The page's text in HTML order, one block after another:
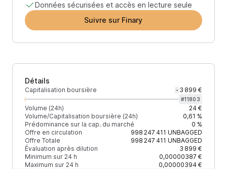
Données sécurisées et accès en lecture seule
Suivre sur Finary
Détails
Capitalisation boursière - 3 899 €
#11803
Volume (24h)
24 €
Volume/Capitalisation boursière (24h)
0,61 %
Prédominance sur la cap. du marché
0 %
Offre en circulation
998 247 411 UNBAGGED
Offre Totale
998 247 411 UNBAGGED
Évaluation après dilution
3 899 €
Minimum sur 24 h
0,00000387 €
Maximum sur 24 h
0,00000394 €